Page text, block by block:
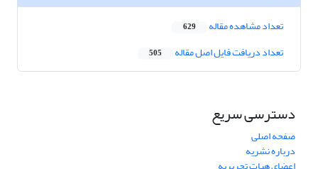
تعداد مشاهده مقاله 629
تعداد دریافت فایل اصل مقاله 505
دسترسی سریع
صفحه اصلی
درباره نشریه